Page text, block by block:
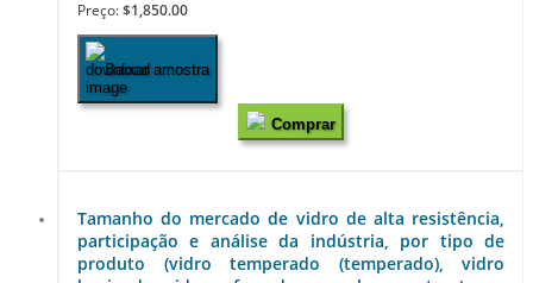
Preço: $1,850.00
Baixar amostra
Comprar
Tamanho do mercado de vidro de alta resistência,
participação e análise da indústria, por tipo de
produto (vidro temperado (temperado), vidro